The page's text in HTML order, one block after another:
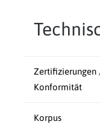
Zertifizierungen
Konformität
Korpus